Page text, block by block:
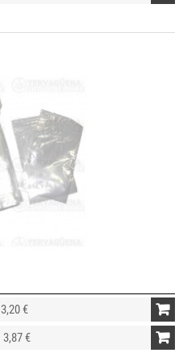
3,20 €
3,87 €